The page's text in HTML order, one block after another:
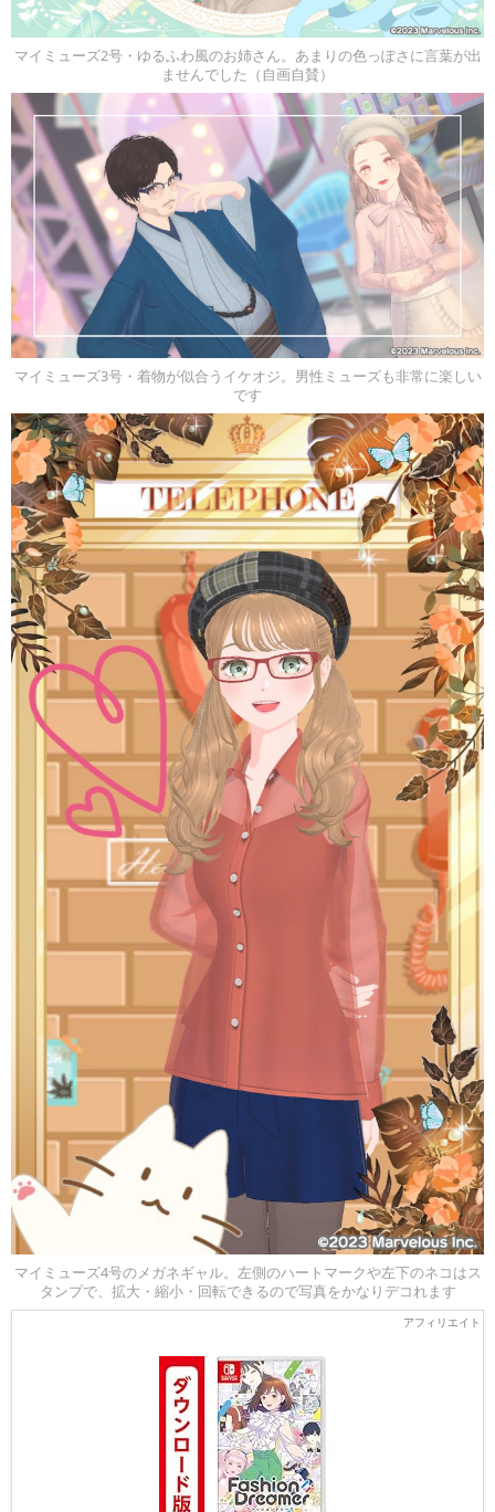
マイミューズ2号・ゆるふわ風のお姉さん。あまりの色っぽさに言葉が出
ませんでした（自画自賛）
マイミューズ3号・着物が似合うイケオジ。男性ミューズも非常に楽しい
です
マイミューズ4号のメガネギャル。左側のハートマークや左下のネコはス
タンプで、拡大・縮小・回転できるので写真をかなりデコれます